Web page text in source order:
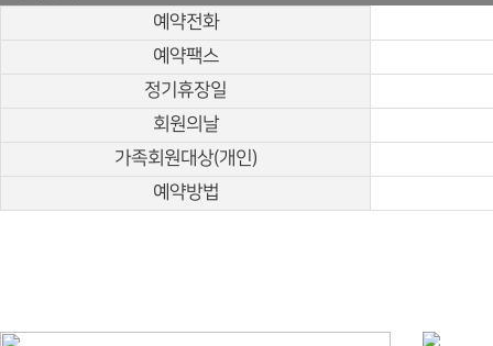
예약전화
예약팩스
정기휴장일
회원의날
가족회원대상(개인)
예약방법